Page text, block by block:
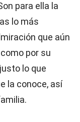
para ella la
lo más
que aún
por su
lo que
la conoce, así